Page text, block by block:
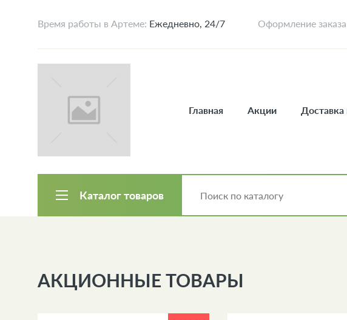
Время работы в Артеме: Ежедневно, 24/7 Оформление
Главная Акции Доставка
Каталог товаров
АКЦИОННЫЕ ТОВАРЫ